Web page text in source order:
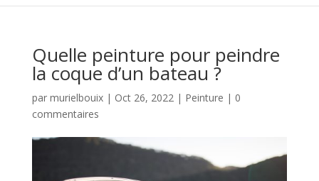
Quelle peinture pour peindre
la coque d’un bateau ?
par murielbouix| Oct 26, 2022| Peinture | 0
commentaires